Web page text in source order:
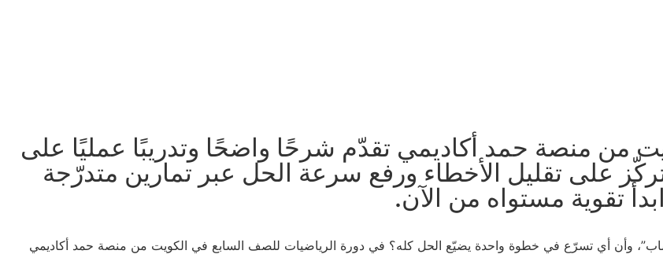
من منصة حمد أكاديمي تقدّم شرحًا واضحًا وتدريبًا عمليًا على
على تقليل الأخطاء ورفع سرعة الحل عبر تمارين متدرّجة
تقوية مستواه من الآن.
وأن أي تسرّع في خطوة واحدة يضيّع الحل كله؟ في دورة الرياضيات للصف السابع في الكويت من منصة حمد أكاديمي